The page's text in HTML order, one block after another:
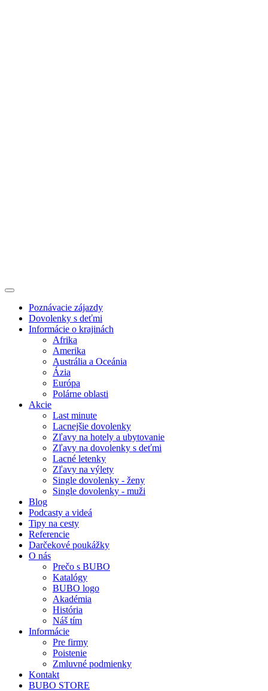
Poznávacie zájazdy
Dovolenky s deťmi
Informácie o krajinách
Afrika
Amerika
Austrália a Oceánia
Ázia
Európa
Polárne oblasti
Akcie
Last minute
Lacnejšie dovolenky
Zľavy na hotely a ubytovanie
Zľavy na dovolenky s deťmi
Lacné letenky
Zľavy na výlety
Single dovolenky - ženy
Single dovolenky - muži
Blog
Podcasty a videá
Tipy na cesty
Referencie
Darčekové poukážky
O nás
Prečo s BUBO
Katalógy
BUBO logo
Akadémia
História
Náš tím
Informácie
Pre firmy
Poistenie
Zmluvné podmienky
Kontakt
BUBO STORE